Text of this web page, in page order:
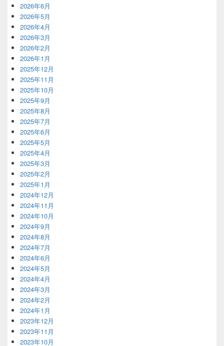
2026年6月
2026年5月
2026年4月
2026年3月
2026年2月
2026年1月
2025年12月
2025年11月
2025年10月
2025年9月
2025年8月
2025年7月
2025年6月
2025年5月
2025年4月
2025年3月
2025年2月
2025年1月
2024年12月
2024年11月
2024年10月
2024年9月
2024年8月
2024年7月
2024年6月
2024年5月
2024年4月
2024年3月
2024年2月
2024年1月
2023年12月
2023年11月
2023年10月